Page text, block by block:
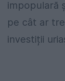
impopulară
pe cât ar
investiții